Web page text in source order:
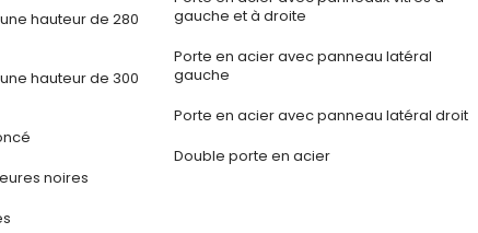
hauteur de 280
hauteur de 300
noires
gauche et à droite
Porte en acier avec panneau latéral
gauche
Porte en acier avec panneau latéral droit
Double porte en acier